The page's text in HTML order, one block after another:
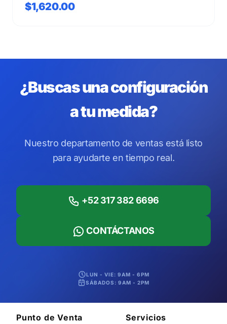
$1,620.00
¿Buscas una configuración
a tu medida?
Nuestro departamento de ventas está listo
para ayudarte en tiempo real.
+52 317 382 6696
CONTÁCTANOS
LUN - VIE: 9AM - 6PM
SÁBADOS: 9AM - 2PM
Punto de Venta Servicios